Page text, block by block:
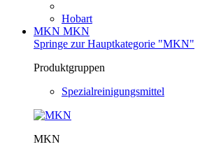
Hobart
MKN MKN
Springe zur Hauptkategorie "MKN"
Produktgruppen
Spezialreinigungsmittel
MKN